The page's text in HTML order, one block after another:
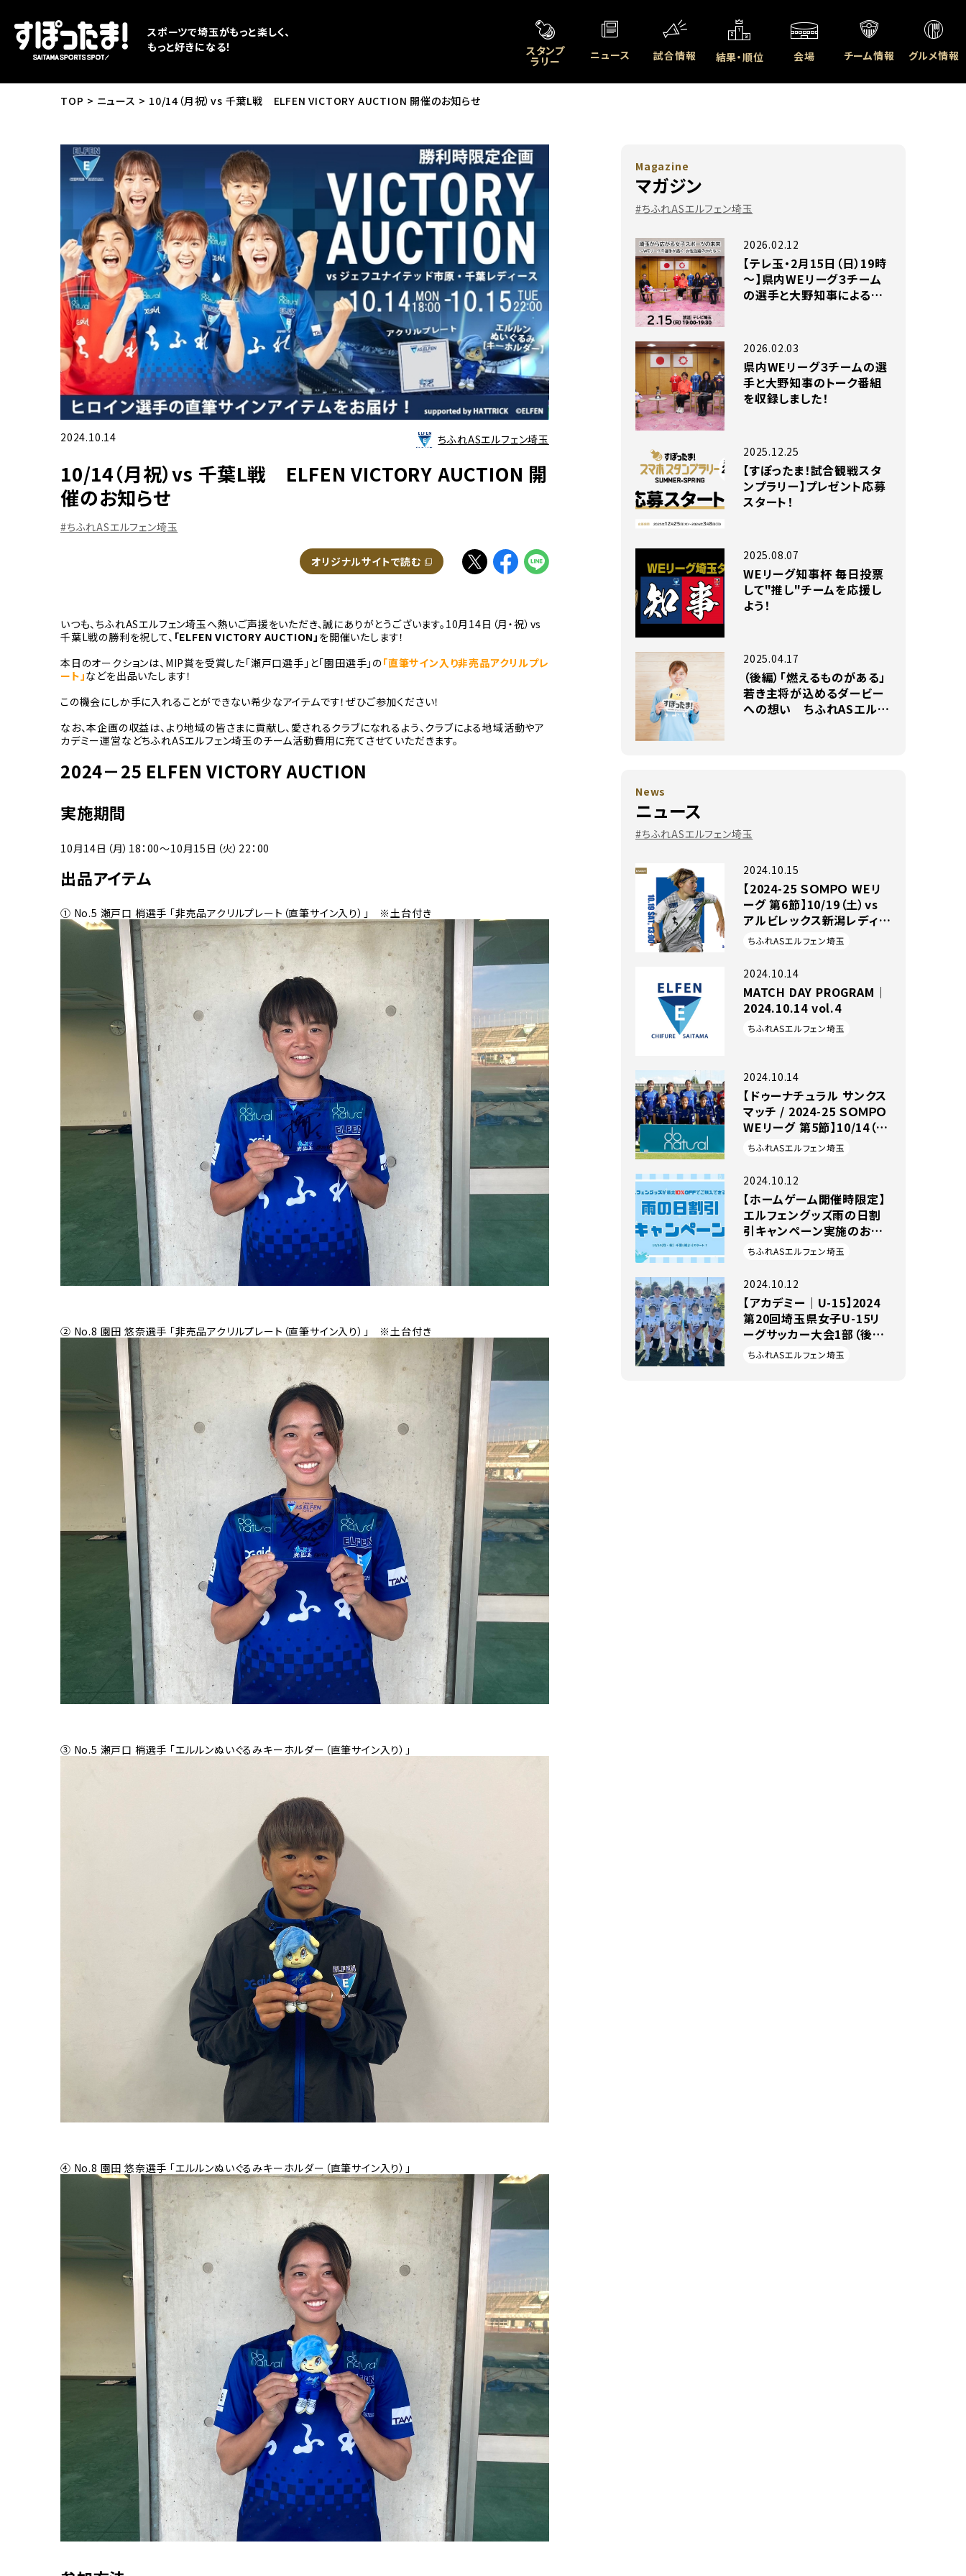
スポーツで埼玉がもっと楽しく、
もっと好きになる！
スタンプ
ラリー ニュース 試合情報 結果・順位 会場 チーム情報 グルメ情報
TOP ニュース 10/14（月祝）vs 千葉L戦 ELFEN VICTORY AUCTION 開催のお知らせ
2024.10.14 ちふれASエルフェン埼玉
10/14（月祝）vs 千葉L戦 ELFEN VICTORY AUCTION 開
催のお知らせ
#ちふれASエルフェン埼玉
オリジナルサイトで読む 別ウィンドウで開く
いつも、ちふれASエルフェン埼玉へ熱いご声援をいただき、誠にありがとうございます。10月14日（月・祝）vs
千葉L戦の勝利を祝して、 「ELFEN VICTORY AUCTION」 を開催いたします！
本日のオークションは、MIP賞を受賞した「瀬戸口選手」と「園田選手」の「直筆サイン入り非売品アクリルプレ
ート」などを出品いたします！
この機会にしか手に入れることができない希少なアイテムです！ぜひご参加ください！
なお、本企画の収益は、より地域の皆さまに貢献し、愛されるクラブになれるよう、クラブによる地域活動やア
カデミー運営などちふれASエルフェン埼玉のチーム活動費用に充てさせていただきます。
2024－25 ELFEN VICTORY AUCTION
実施期間
10月14日（月）18：00～10月15日（火）22：00
出品アイテム
① No.5 瀬戸口 梢選手 「非売品アクリルプレート（直筆サイン入り）」 ※土台付き
② No.8 園田 悠奈選手 「非売品アクリルプレート（直筆サイン入り）」 ※土台付き
③ No.5 瀬戸口 梢選手 「エルルンぬいぐるみキーホルダー（直筆サイン入り）」
④ No.8 園田 悠奈選手 「エルルンぬいぐるみキーホルダー（直筆サイン入り）」
Magazine
マガジン
#ちふれASエルフェン埼玉
【テレ玉・2月15日（日）19時
～】県内WEリーグ３チーム
の選手と大野知事による特
2026.02.12
県内WEリーグ３チームの選
手と大野知事のトーク番組
を収録しました！
2026.02.03
【すぽったま！試合観戦スタ
ンプラリー】プレゼント応募
スタート！
2025.12.25
WEリーグ知事杯 毎日投票
して"推し"チームを応援し
よう！
2025.08.07
（後編）「燃えるものがある」
若き主将が込めるダービー
への想い ちふれASエルフ
2025.04.17
News
ニュース
#ちふれASエルフェン埼玉
【2024-25 ＳＯＭＰＯ WEリ
ーグ 第6節】10/19（土）vs
アルビレックス新潟レディー
ス戦 試合情報
ちふれASエルフェン埼玉
2024.10.15
MATCH DAY PROGRAM｜
2024.10.14 vol.4
ちふれASエルフェン埼玉
2024.10.14
【ドゥーナチュラル サンクス
マッチ / 2024-25 ＳＯＭＰＯ
WEリーグ 第5節】10/14（月
祝）vs ジェフユナイテッド市
結果
ちふれASエルフェン埼玉
2024.10.14
【ホームゲーム開催時限定】
エルフェングッズ雨の日割
引キャンペーン実施のお知
らせ
ちふれASエルフェン埼玉
2024.10.12
【アカデミー｜U-15】2024
第20回埼玉県女子U-15リ
ーグサッカー大会1部（後期
第2節）
ちふれASエルフェン埼玉
2024.10.12